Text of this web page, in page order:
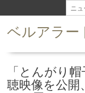
k
ベルアラー
「とんがり
聴映像を公